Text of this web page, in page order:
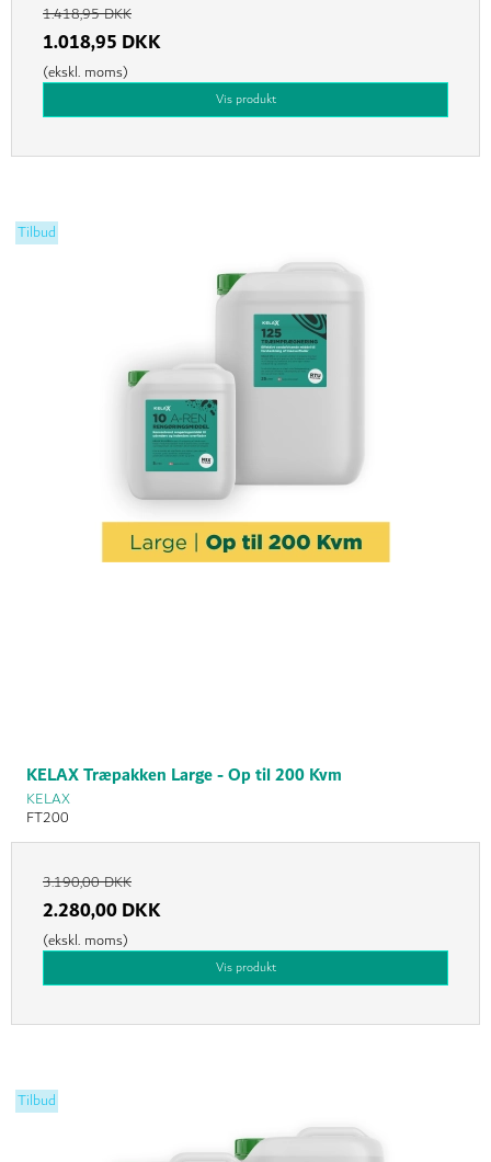
1.418,95 DKK
1.018,95 DKK
(ekskl. moms)
Vis produkt
Tilbud
KELAX Træpakken Large - Op til 200 Kvm
KELAX
FT200
3.190,00 DKK
2.280,00 DKK
(ekskl. moms)
Vis produkt
Tilbud